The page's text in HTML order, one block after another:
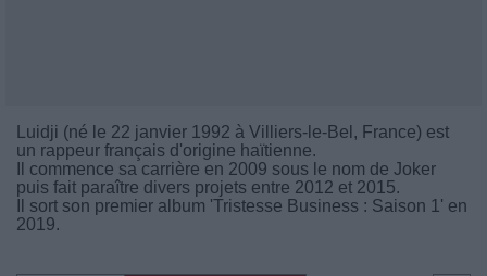
Luidji (né le 22 janvier 1992 à Villiers-le-Bel, France) est
un rappeur français d'origine haïtienne.
Il commence sa carrière en 2009 sous le nom de Joker
puis fait paraître divers projets entre 2012 et 2015.
Il sort son premier album 'Tristesse Business : Saison 1' en
2019.